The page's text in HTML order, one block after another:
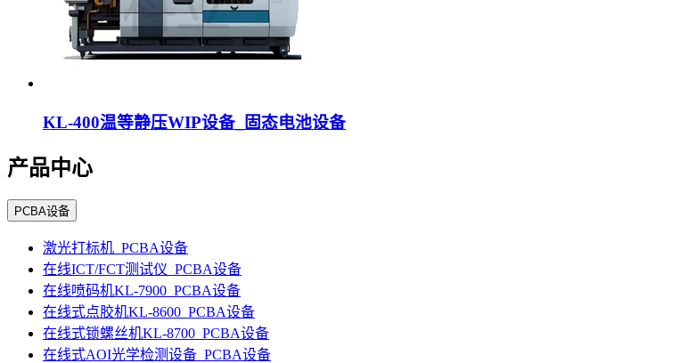
KL-400温等静压WIP设备_固态电池设备
产品中心
PCBA设备
激光打标机_PCBA设备
在线ICT/FCT测试仪_PCBA设备
在线喷码机KL-7900_PCBA设备
在线式点胶机KL-8600_PCBA设备
在线式锁螺丝机KL-8700_PCBA设备
在线式AOI光学检测设备_PCBA设备